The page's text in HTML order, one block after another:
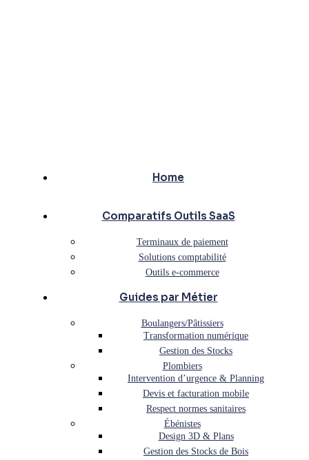
Home
Comparatifs Outils SaaS
Terminaux de paiement
Solutions comptabilité
Outils e-commerce
Guides par Métier
Boulangers/Pâtissiers
Transformation numérique
Gestion des Stocks
Plombiers
Intervention d’urgence & Planning
Devis et facturation mobile
Respect normes sanitaires
Ébénistes
Design 3D & Plans
Gestion des Stocks de Bois